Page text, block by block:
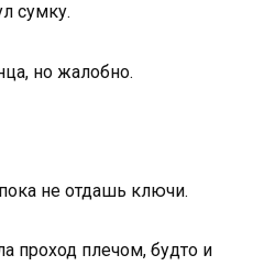
сумку.
но жалобно.
не отдашь ключи.
проход плечом, будто и